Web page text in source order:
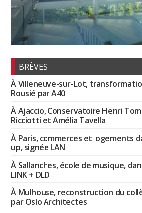
BRÈVES
À Villeneuve-sur-Lot,
Rousié par A40
À Ajaccio, Conservatoire Henri
Ricciotti et Amélia Tavella
À Paris, commerces et logements
up, signée LAN
À Sallanches, école de musique,
LINK + DLD
À Mulhouse, reconstruction du
par Oslo Architectes